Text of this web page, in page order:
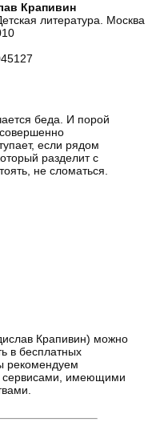
Крапивин
литература. Москва
беда. И порой
если рядом
разделит с
не сломаться.
Крапивин) можно
в бесплатных
рекомендуем
сервисами, имеющими